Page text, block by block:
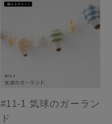
#11-1 気球のガーラン
ド